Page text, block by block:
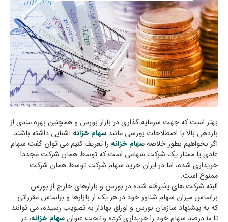
بهتر است که جهت سرمایه گذاری در بازار بورس و همچنین بهره مندی از
بازدهی بالا با اصطلاحات بورسی مانند سهام خزانهآشنایی داشته باشند.
اگر بخواهیم بطور خلاصهسهام خزانه را تعریف کنیم می توان گفت سهام
عادي يا ممتاز يك شركت سهامي است كه توسط همان شركت مجددا
خريداري شده، اما در ایران خريد سهام شركت توسط همان شركت
ممنوع است.
البته شرکت های پذیرفته شده در بورس و بازارهای خارج از بورس
براساس میزان سهام شناور خود در هر یک از بازارها و براساس مقرراتی
که به پیشنهاد سازمان بورس و اوراق بهادار به تصویب رسیده، می توانند
تا 10 درصد سهام خود را خریداری کرده و تحت عنوان
سهام خزانه، در